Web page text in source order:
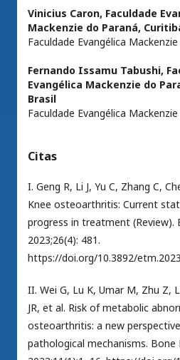
Vinicius Caron, Faculdade
Mackenzie do Paraná,
Faculdade Evangélica
Fernando Issamu Tabushi,
Evangélica Mackenzie do
Brasil
Faculdade Evangélica
Citas
I. Geng R, Li J, Yu C, Zhang C,
Knee osteoarthritis: Current
progress in treatment (Review).
2023;26(4): 481.
https://doi.org/10.3892/
II. Wei G, Lu K, Umar M, Zhu Z,
JR, et al. Risk of metabolic
osteoarthritis: a new
pathological mechanisms. Bone